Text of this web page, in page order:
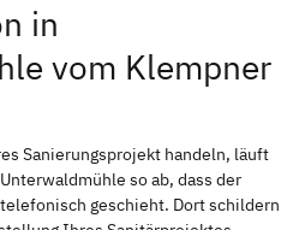
in
vom Klempner
Sanierungsprojekt handeln, läuft
so ab, dass der
geschieht. Dort schildern